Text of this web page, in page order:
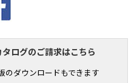
タログのご請求はこちら
のダウンロードもできます